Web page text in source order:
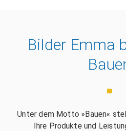
Bilder Emma
Unter dem Motto »Bauen«
Ihre Produkte und